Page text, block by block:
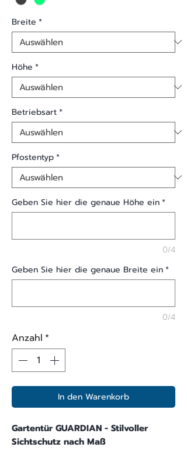
Breite *
Höhe *
Betriebsart*
Pfostentyp*
Geben Sie hier die genaue Höhe ein*
0/4
Geben Sie hier die genaue Breite ein*
0/4
Anzahl *
In den Warenkorb
Gartentür GUARDIAN - Stilvoller
Sichtschutz nach Maß